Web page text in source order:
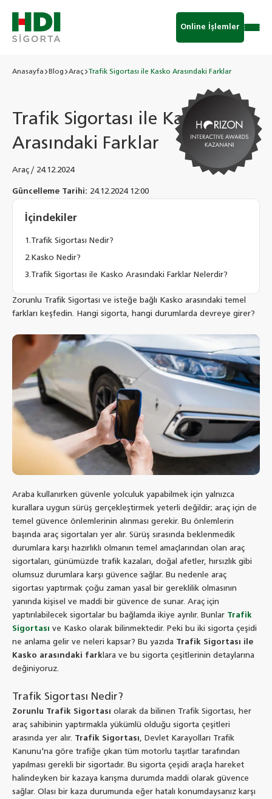
Online İşlemler
Anasayfa Blog Araç Trafik Sigortası ile Kasko Arasındaki Farklar
Trafik Sigortası ile Kasko
Arasındaki Farklar
Araç / 24.12.2024
Güncelleme Tarihi: 24.12.2024 12:00
Zorunlu Trafik Sigortası ve isteğe bağlı Kasko arasındaki temel
farkları keşfedin. Hangi sigorta, hangi durumlarda devreye girer?
Araba kullanırken güvenle yolculuk yapabilmek için yalnızca
kurallara uygun sürüş gerçekleştirmek yeterli değildir; araç için de
temel güvence önlemlerinin alınması gerekir. Bu önlemlerin
başında araç sigortaları yer alır. Sürüş sırasında beklenmedik
durumlara karşı hazırlıklı olmanın temel amaçlarından olan araç
sigortaları, günümüzde trafik kazaları, doğal afetler, hırsızlık gibi
olumsuz durumlara karşı güvence sağlar. Bu nedenle araç
sigortası yaptırmak çoğu zaman yasal bir gereklilik olmasının
yanında kişisel ve maddi bir güvence de sunar. Araç için
yaptırılabilecek sigortalar bu bağlamda ikiye ayrılır. Bunlar Trafik
Sigortası ve Kasko olarak bilinmektedir. Peki bu iki sigorta çeşidi
ne anlama gelir ve neleri kapsar? Bu yazıda Trafik Sigortası ile
Kasko arasındaki fark lara ve bu sigorta çeşitlerinin detaylarına
değiniyoruz.
Trafik Sigortası Nedir?
Zorunlu Trafik Sigortası olarak da bilinen Trafik Sigortası, her
araç sahibinin yaptırmakla yükümlü olduğu sigorta çeşitleri
arasında yer alır. Trafik Sigortası, Devlet Karayolları Trafik
Kanunu'na göre trafiğe çıkan tüm motorlu taşıtlar tarafından
yapılması gerekli bir sigortadır. Bu sigorta çeşidi araçla hareket
halindeyken bir kazaya karışma durumda maddi olarak güvence
sağlar. Olası bir kaza durumunda eğer hatalı konumdaysanız karşı
İçindekiler
Trafik Sigortası Nedir?
Kasko Nedir?
Trafik Sigortası ile Kasko Arasındaki Farklar Nelerdir?